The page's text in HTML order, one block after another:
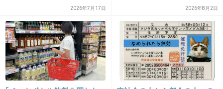
うちも週1の買い物だから日用品含めて3カゴ余裕で行く
快適な買い物の邪魔してごめんね
+1 -4
2026年7月17日 2026年8月2日